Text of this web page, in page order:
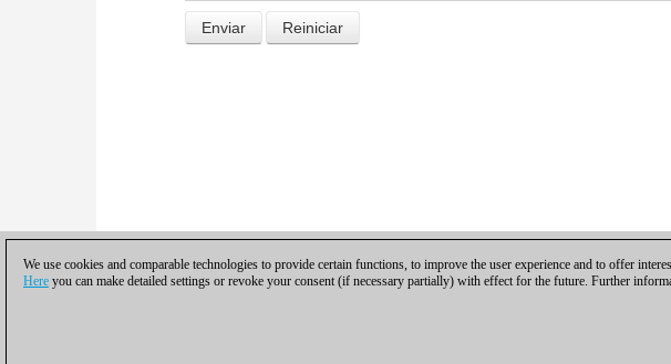
We use cookies and comparable technologies to provide certain functions, to improve the user experience and to offer
Here you can make detailed settings or revoke your consent (if necessary partially) with effect for the future. Further